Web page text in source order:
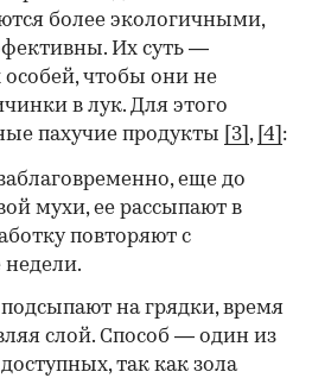
более экологичными,
Их суть —
особей, чтобы они не
в лук. Для этого
пахучие продукты
[3] , [4] :
еще до
мухи, ее рассыпают в
повторяют с
недели.
на грядки, время
слой. Способ — один из
так как зола